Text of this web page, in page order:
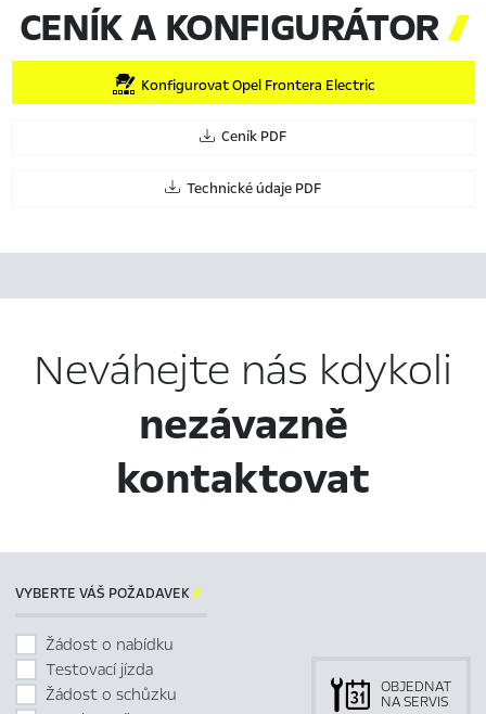
CENÍK A KONFIGURÁTOR
Konfigurovat Opel Frontera Electric
Ceník PDF
Technické údaje PDF
Neváhejte nás kdykoli
nezávazně
kontaktovat
VYBERTE VÁŠ POŽADAVEK
Žádost o nabídku
Testovací jízda
Žádost o schůzku
OBJEDNAT
NA SERVIS